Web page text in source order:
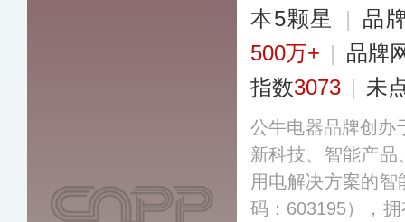
本5颗星
| 品
500万+ | 品牌
指数3073 | 未
公牛电器品牌创办
新科技、智能产
用电解决方案的
码：603195），